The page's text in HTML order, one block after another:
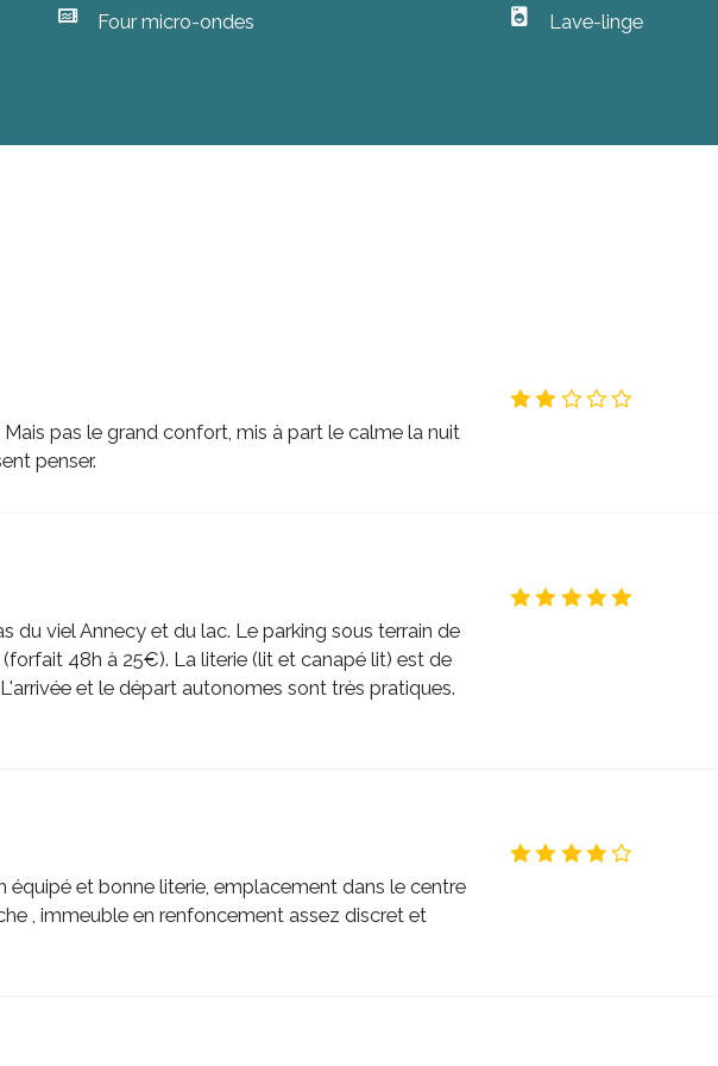
Four micro-ondes Lave-linge
pas le grand confort, mis à part le calme la nuit
penser.
du viel Annecy et du lac. Le parking sous terrain de
48h à 25€). La literie (lit et canapé lit) est de
et le départ autonomes sont très pratiques.
et bonne literie, emplacement dans le centre
, immeuble en renfoncement assez discret et